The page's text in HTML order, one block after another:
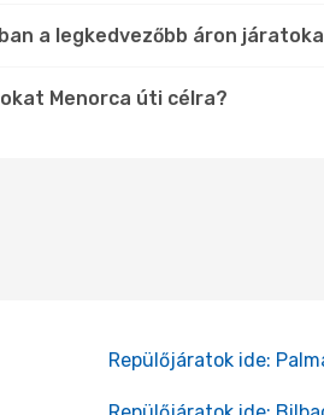
a legkedvezőbb áron
Menorca úti célra?
Repülőjáratok ide: